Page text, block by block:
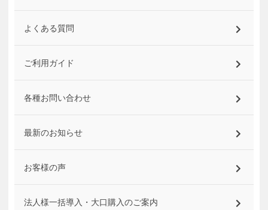
よくある質問
ご利用ガイド
各種お問い合わせ
最新のお知らせ
お客様の声
法人様一括導入・大口購入のご案内